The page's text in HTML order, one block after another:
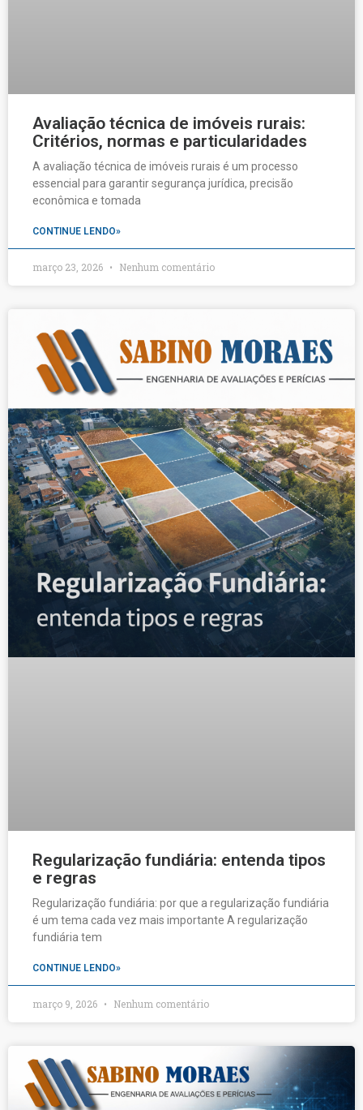
Avaliação técnica de imóveis rurais:
Critérios, normas e particularidades
A avaliação técnica de imóveis rurais é um processo
essencial para garantir segurança jurídica, precisão
econômica e tomada
CONTINUE LENDO»
março 23, 2026 Nenhum comentário
Regularização fundiária: entenda tipos
e regras
Regularização fundiária: por que a regularização fundiária
é um tema cada vez mais importante A regularização
fundiária tem
CONTINUE LENDO»
março 9, 2026 Nenhum comentário